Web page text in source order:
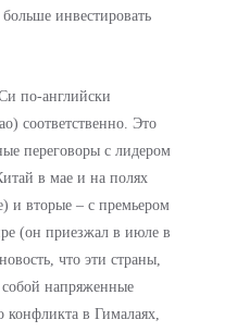
инвестировать
по-английски
соответственно. Это
переговоры с лидером
в мае и на полях
вторые – с премьером
(он приезжал в июле в
что эти страны,
напряженные
конфликта в Гималаях,